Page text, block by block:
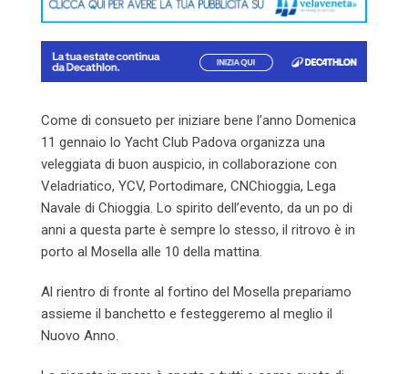
Come di consueto per iniziare bene l’anno Domenica
11 gennaio lo Yacht Club Padova organizza una
veleggiata di buon auspicio, in collaborazione con
Veladriatico, YCV, Portodimare, CNChioggia, Lega
Navale di Chioggia. Lo spirito dell’evento, da un po di
anni a questa parte è sempre lo stesso, il ritrovo è in
porto al Mosella alle 10 della mattina.
Al rientro di fronte al fortino del Mosella prepariamo
assieme il banchetto e festeggeremo al meglio il
Nuovo Anno.